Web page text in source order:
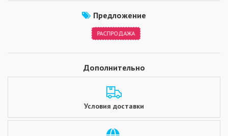
Предложение
РАСПРОДАЖА
Дополнительно
Условия доставки